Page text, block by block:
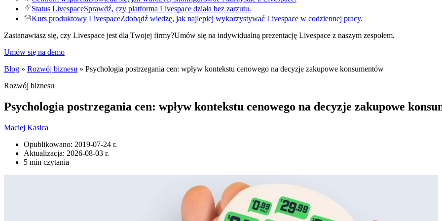
Status LivespaceSprawdź, czy platforma Livespace działa bez zarzutu.
Kurs produktowy LivespaceZdobądź wiedzę, jak najlepiej wykorzystywać Livespace w codziennej pracy.
Zastanawiasz się, czy Livespace jest dla Twojej firmy?Umów się na indywidualną prezentację Livespace z naszym zespołem.
Umów się na demo
Blog » Rozwój biznesu » Psychologia postrzegania cen: wpływ kontekstu cenowego na decyzje zakupowe konsumentów
Rozwój biznesu
Psychologia postrzegania cen: wpływ kontekstu cenowego na decyzje zakupowe
Maciej Kasica
Opublikowano: 2019-07-24 r.
Aktualizacja: 2026-08-03 r.
5 min czytania